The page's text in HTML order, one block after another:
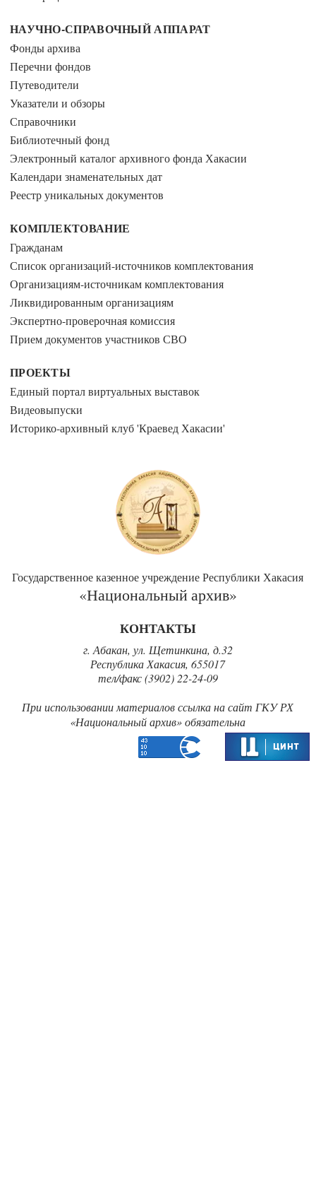
НАУЧНО-СПРАВОЧНЫЙ АППАРАТ
Фонды архива
Перечни фондов
Путеводители
Указатели и обзоры
Справочники
Библиотечный фонд
Электронный каталог архивного фонда Хакасии
Календари знаменательных дат
Реестр уникальных документов
КОМПЛЕКТОВАНИЕ
Гражданам
Список организаций-источников комплектования
Организациям-источникам комплектования
Ликвидированным организациям
Экспертно-проверочная комиссия
Прием документов участников СВО
ПРОЕКТЫ
Единый портал виртуальных выставок
Видеовыпуски
Историко-архивный клуб 'Краевед Хакасии'
Государственное казенное учреждение Республики Хакасия
«Национальный архив»
КОНТАКТЫ
г. Абакан, ул. Щетинкина, д.32
Республика Хакасия, 655017
тел/факс (3902) 22-24-09
При использовании материалов ссылка на сайт ГКУ РХ
«‎Национальный архив» обязательна‎